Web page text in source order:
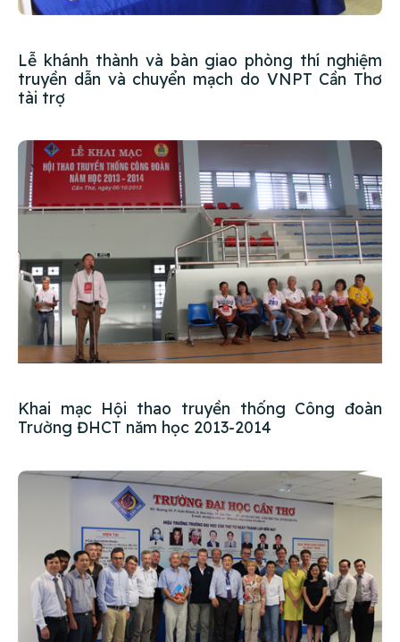
Lễ khánh thành và bàn giao phòng thí nghiệm
truyền dẫn và chuyển mạch do VNPT Cần Thơ
tài trợ
Khai mạc Hội thao truyền thống Công đoàn
Trường ĐHCT năm học 2013-2014